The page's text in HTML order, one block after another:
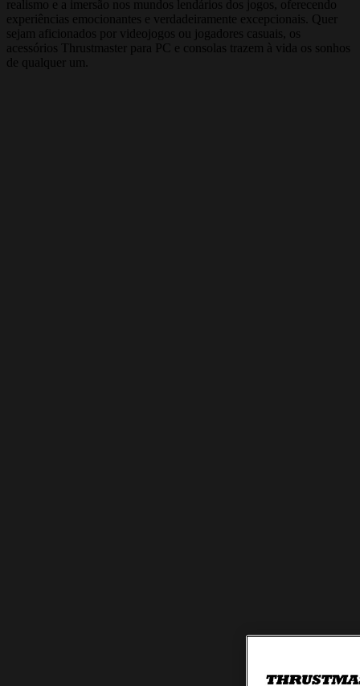
realismo e a imersão nos mundos lendários dos jogos, oferecendo
experiências emocionantes e verdadeiramente excepcionais. Quer
sejam aficionados por videojogos ou jogadores casuais, os
acessórios Thrustmaster para PC e consolas trazem à vida os sonhos
de qualquer um.